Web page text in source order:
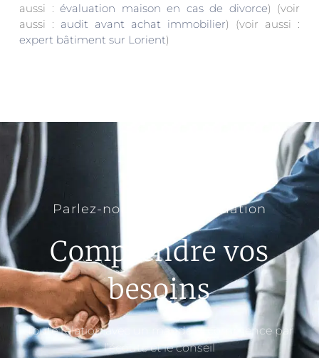
aussi : évaluation maison en cas de divorce) (voir
aussi : audit avant achat immobilier) (voir aussi :
expert bâtiment sur Lorient)
Parlez-nous de votre situation
Comprendre vos
besoins
Toute relation avec un mandant commence par
l’écoute et le conseil